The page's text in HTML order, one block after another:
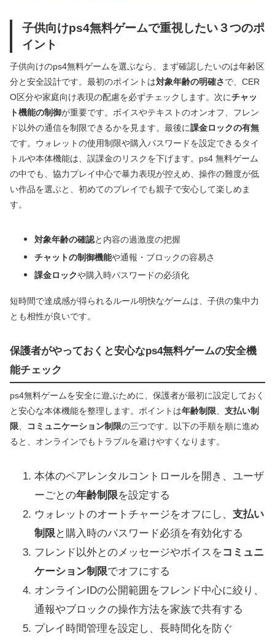
子供向けps4無料ゲームで重視したい３つのポ
イント
子供向けのps4無料ゲームを選ぶなら、まず確認したいのは年齢区
分と安全設計です。最初のポイントは対象年齢の明確さで、CER
O区分や家庭向け表現の配慮を必ずチェックします。次にチャッ
ト機能の制御が重要です。ボイスやテキストのオンオフ、フレン
ド以外の通信を制限できるかを見ます。最後に課金ロックの有無
です。ウォレットの使用制限や購入パスワードを設定できるタイ
トルや本体機能は、誤課金のリスクを下げます。ps4 無料ゲーム
の中でも、協力プレイ中心で暴力表現が控えめ、操作の難度が低
い作品を選ぶと、初めてのプレイでも親子で安心して楽しめま
す。
対象年齢の確認と内容の過激度の把握
チャットの制御機能や通報・ブロックの容易さ
課金ロックや購入時パスワードの必須化
短時間で達成感が得られるルール明快なゲームは、子供の集中力
とも相性が良いです。
保護者がやっておくと安心なps4無料ゲームの安全機
能チェック
ps4無料ゲームを安全に遊ぶために、保護者が最初に設定しておく
と安心な本体機能を整理します。ポイントは年齢制限、 支払い制
限、 コミュニケーション制限の三つです。以下の手順を順に進め
ると、オンラインでもトラブルを避けやすくなります。
本体のペアレンタルコントロールを開き、ユーザ
ーごとの年齢制限を設定する
ウォレットのオートチャージをオフにし、 支払い
制限と購入時のパスワード必須を有効化する
フレンド以外とのメッセージやボイスをコミュニ
ケーション制限でオフにする
オンラインIDの公開範囲をフレンド中心に絞り、
通報やブロックの操作方法を家族で共有する
プレイ時間管理を設定し、長時間化を防ぐ